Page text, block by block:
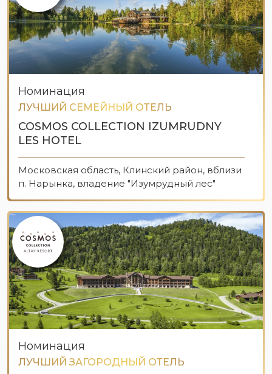
Номинация
ЛУЧШИЙ СЕМЕЙНЫЙ ОТЕЛЬ
COSMOS COLLECTION IZUMRUDNY
LES HOTEL
Московская область, Клинский район, вблизи
п. Нарынка, владение "Изумрудный лес"
Номинация
ЛУЧШИЙ ЗАГОРОДНЫЙ ОТЕЛЬ